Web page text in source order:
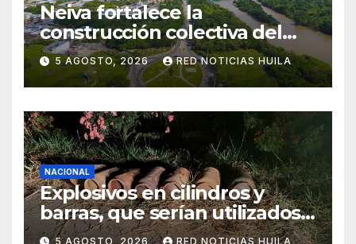
Neiva fortalece la
construcción colectiva del
POT
5 AGOSTO, 2026 RED NOTICIAS HUILA
NACIONAL
Explosivos en cilindros y
barras, que serían utilizados
en Cali, fueron incautados
5 AGOSTO, 2026 RED NOTICIAS HUILA